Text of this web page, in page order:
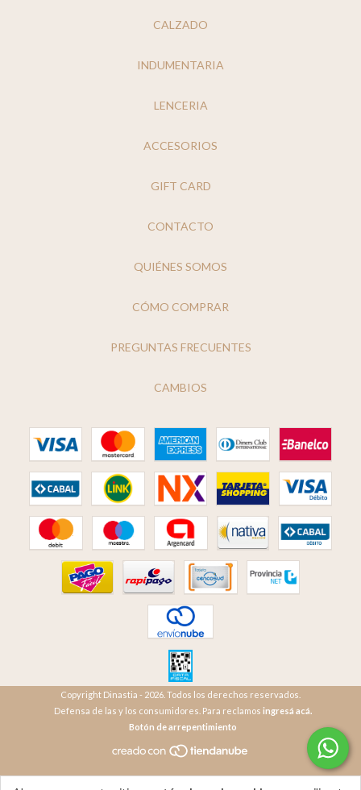
CALZADO
INDUMENTARIA
LENCERIA
ACCESORIOS
GIFT CARD
CONTACTO
QUIÉNES SOMOS
CÓMO COMPRAR
PREGUNTAS FRECUENTES
CAMBIOS
Copyright Dinastia - 2026. Todos los derechos reservados.
Defensa de las y los consumidores. Para reclamos ingresá acá.
Botón de arrepentimiento